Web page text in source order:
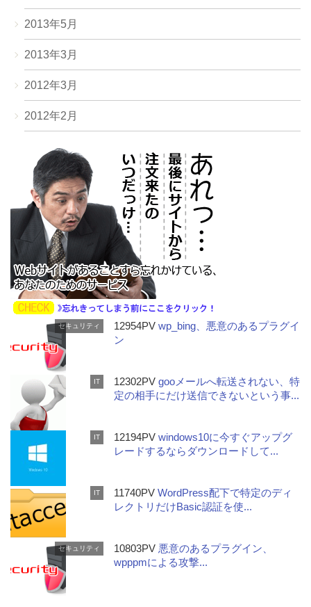
2013年5月
2013年3月
2012年3月
2012年2月
セキュリティ 12954PVwp_bing、悪意のあるプラグイ
ン
IT 12302PVgooメールへ転送されない、特
定の相手にだけ送信できないという事...
IT 12194PVwindows10に今すぐアップグ
レードするならダウンロードして...
IT 11740PVWordPress配下で特定のディ
レクトリだけBasic認証を使...
セキュリティ 10803PV 悪意のあるプラグイン、
wpppmによる攻撃...